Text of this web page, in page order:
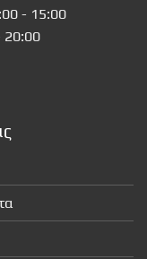
- 15:00
20:00